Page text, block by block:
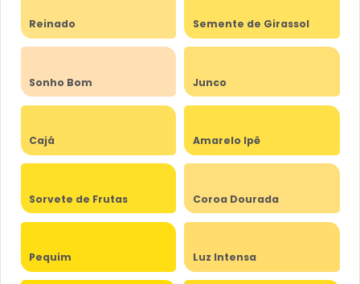
Reinado Semente de Girassol
Sonho Bom Junco
Cajá Amarelo Ipê
Sorvete de Frutas Coroa Dourada
Pequim Luz Intensa